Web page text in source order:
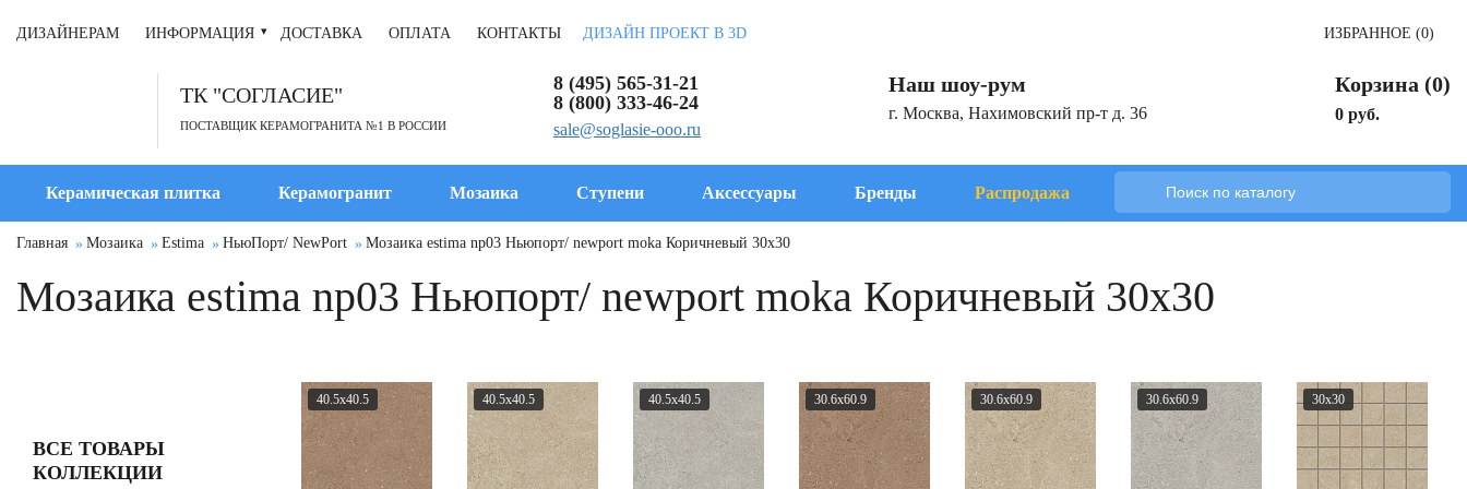
ДИЗАЙНЕРАМ ИНФОРМАЦИЯ ДОСТАВКА ОПЛАТА КОНТАКТЫ ДИЗАЙН ПРОЕКТ В 3D ИЗБРАННОЕ (0)
ТК "СОГЛАСИЕ"
ПОСТАВЩИК КЕРАМОГРАНИТА №1 В РОССИИ
8 (495) 565-31-21
8 (800) 333-46-24
sale@soglasie-ooo.ru
Наш шоу-рум
г. Москва, Нахимовский пр-т д. 36
Корзина (0)
0 руб.
Керамическая плитка Керамогранит Мозаика Ступени Аксессуары Бренды Распродажа
Главная Мозаика Estima НьюПорт/ NewPort Мозаика estima np03 Ньюпорт/ newport moka Коричневый 30x30
Мозаика estima np03 Ньюпорт/ newport moka Коричневый 30x30
ВСЕ ТОВАРЫ
КОЛЛЕКЦИИ
40.5x40.5 40.5x40.5 40.5x40.5 30.6x60.9 30.6x60.9 30.6x60.9 30x30